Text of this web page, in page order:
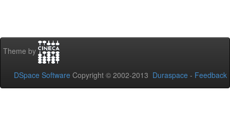
Theme by
DSpace Software Copyright © 2002-2013 Duraspace - Feedback